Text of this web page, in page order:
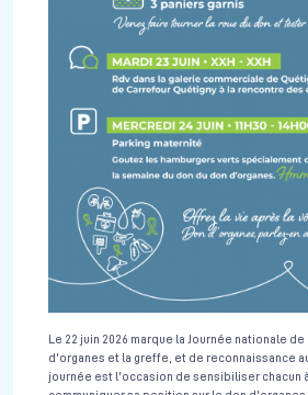
Le 22 juin 2026 marque la Journée nationale
d'organes et la greffe, et de reconnaissance
journée est l'occasion de sensibiliser chacun